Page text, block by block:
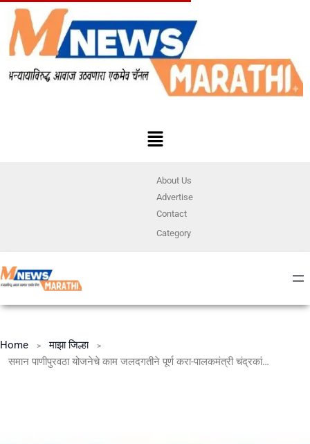
About Us
Advertise
Contact
Category
Home
माझा जिल्हा
समान पाणीपुरवठा योजनेचे काम जलदगतीने पूर्ण करा-पालकमंत्री चंद्रकांतदादा पाटील